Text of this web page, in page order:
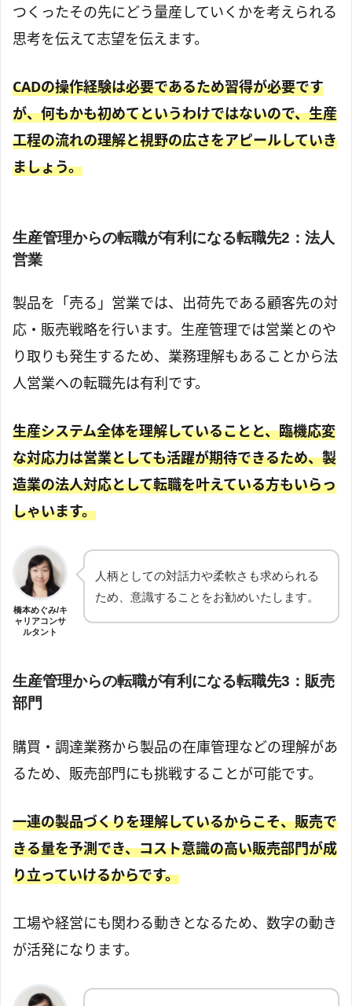
つくったその先にどう量産していくかを考えられる
思考を伝えて志望を伝えます。
CADの操作経験は必要であるため習得が必要です
が、何もかも初めてというわけではないので、生産
工程の流れの理解と視野の広さをアピールしていき
ましょう。
生産管理からの転職が有利になる転職先2：法人
営業
製品を「売る」営業では、出荷先である顧客先の対
応・販売戦略を行います。生産管理では営業とのや
り取りも発生するため、業務理解もあることから法
人営業への転職先は有利です。
生産システム全体を理解していることと、臨機応変
な対応力は営業としても活躍が期待できるため、製
造業の法人対応として転職を叶えている方もいらっ
しゃいます。
橋本めぐみ/キ
ャリアコンサ
ルタント
人柄としての対話力や柔軟さも求められる
ため、意識することをお勧めいたします。
生産管理からの転職が有利になる転職先3：販売
部門
購買・調達業務から製品の在庫管理などの理解があ
るため、販売部門にも挑戦することが可能です。
一連の製品づくりを理解しているからこそ、販売で
きる量を予測でき、コスト意識の高い販売部門が成
り立っていけるからです。
工場や経営にも関わる動きとなるため、数字の動き
が活発になります。